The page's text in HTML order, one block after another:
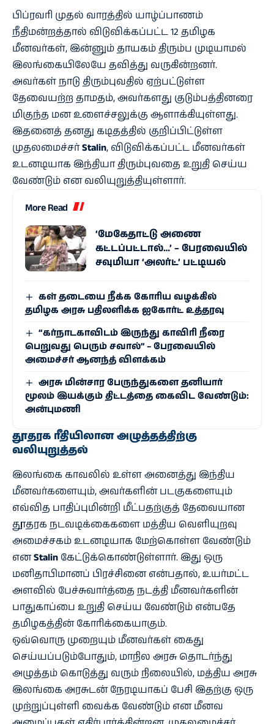
பிப்ரவரி முதல் வாரத்தில் யாழ்ப்பாணம்
நீதிமன்றத்தால் விடுவிக்கப்பட்ட 12 தமிழக
மீனவர்கள், இன்னும் தாயகம் திரும்ப முடியாமல்
இலங்கையிலேயே தவித்து வருகின்றனர்.
அவர்கள் நாடு திரும்புவதில் ஏற்பட்டுள்ள
தேவையற்ற தாமதம், அவர்களது குடும்பத்தினரை
மிகுந்த மன உளைச்சலுக்கு ஆளாக்கியுள்ளது.
இதனைத் தனது கடிதத்தில் குறிப்பிட்டுள்ள
முதலமைச்சர்Stalin, விடுவிக்கப்பட்ட மீனவர்கள்
உடனடியாக இந்தியா திரும்புவதை உறுதி செய்ய
வேண்டும் என வலியுறுத்தியுள்ளார்.
More Read
‘மேகேதாட்டு அணை
கட்டப்பட்டால்…’ – பேரவையில்
சவுமியா ‘அலர்ட்’ பட்டியல்
கள் தடையை நீக்க கோரிய வழக்கில்
தமிழக அரசு பதிலளிக்க ஐகோர்ட் உத்தரவு
“கர்நாடகாவிடம் இருந்து காவிரி நீரை
பெறுவது பெரும் சவால்” – பேரவையில்
அமைச்சர் ஆனந்த் விளக்கம்
அரசு மின்சார பேருந்துகளை தனியார்
மூலம் இயக்கும் திட்டத்தை கைவிட வேண்டும்:
அன்புமணி
தூதரக ரீதியிலான அழுத்தத்திற்கு
வலியுறுத்தல்
இலங்கை காவலில் உள்ள அனைத்து இந்திய
மீனவர்களையும், அவர்களின் படகுகளையும்
எவ்வித பாதிப்புமின்றி மீட்பதற்குத் தேவையான
தூதரக நடவடிக்கைகளை மத்திய வெளியுறவு
அமைச்சகம் உடனடியாக மேற்கொள்ள வேண்டும்
எனStalin கேட்டுக்கொண்டுள்ளார். இது ஒரு
மனிதாபிமானப் பிரச்சினை என்பதால், உயர்மட்ட
அளவில் பேச்சுவார்த்தை நடத்தி மீனவர்களின்
பாதுகாப்பை உறுதி செய்ய வேண்டும் என்பதே
தமிழகத்தின் கோரிக்கையாகும்.
ஒவ்வொரு முறையும் மீனவர்கள் கைது
செய்யப்படும்போதும், மாநில அரசு தொடர்ந்து
அழுத்தம் கொடுத்து வரும் நிலையில், மத்திய அரசு
இலங்கை அரசுடன் நேரடியாகப் பேசி இதற்கு ஒரு
முற்றுப்புள்ளி வைக்க வேண்டும் என மீனவ